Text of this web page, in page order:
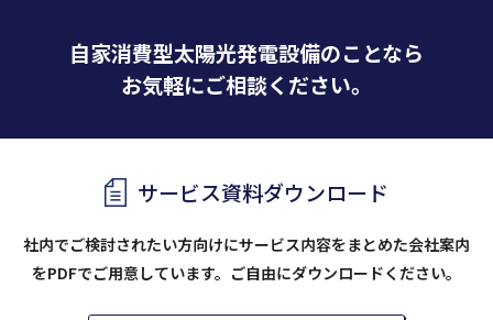
自家消費型太陽光発電設備のことなら
お気軽にご相談ください。
サービス資料ダウンロード
社内でご検討されたい方向けにサービス内容をまとめた会社案内
をPDFでご用意しています。ご自由にダウンロードください。